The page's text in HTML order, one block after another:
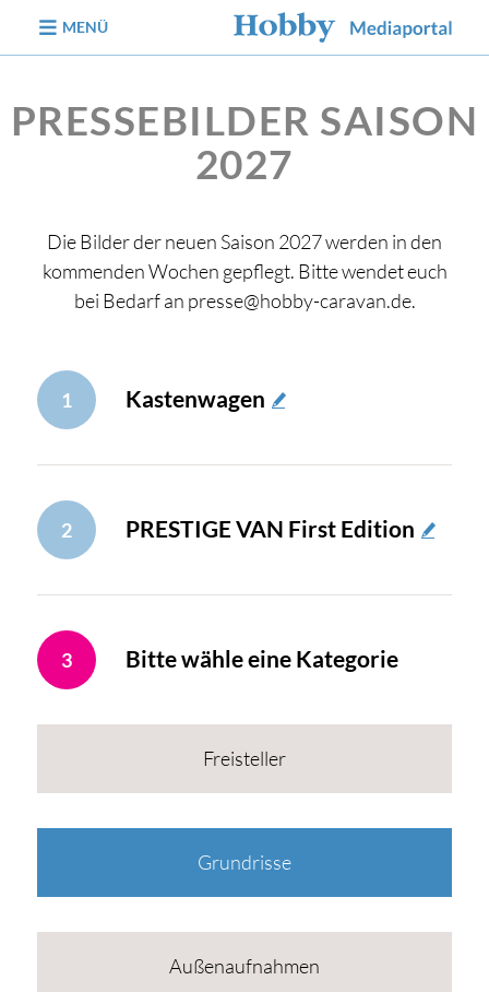
MENÜ
PRESSEBILDER SAISON
2027
Die Bilder der neuen Saison 2027 werden in den
kommenden Wochen gepflegt. Bitte wendet euch
bei Bedarf an presse@hobby-caravan.de.
1 Kastenwagen
2 PRESTIGE VAN First Edition
3 Bitte wähle eine Kategorie
Freisteller
Grundrisse
Außenaufnahmen